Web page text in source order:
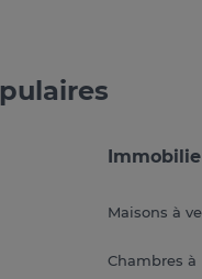
Maisons à
Chambres à